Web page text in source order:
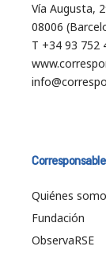
Vía Augusta,
08006
T +34 93 752
Quiénes
Fundación
ObservaRSE